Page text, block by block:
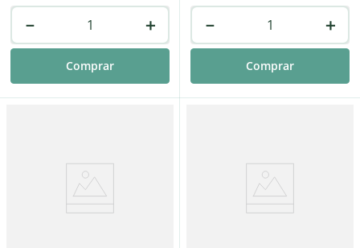
＋
－
Comprar
＋
－
Comprar